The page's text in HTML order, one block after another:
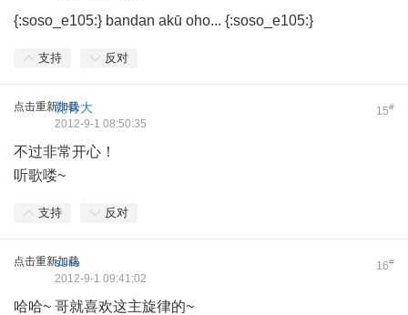
{:soso_e105:} bandan akū oho... {:soso_e105:}
支持 反对
点击重新加载 15#
㡣骨大
2012-9-1 08:50:35
不过非常开心！
听歌喽~
支持 反对
点击重新加载 16#
sure
2012-9-1 09:41:02
哈哈~ 哥就喜欢这主旋律的~